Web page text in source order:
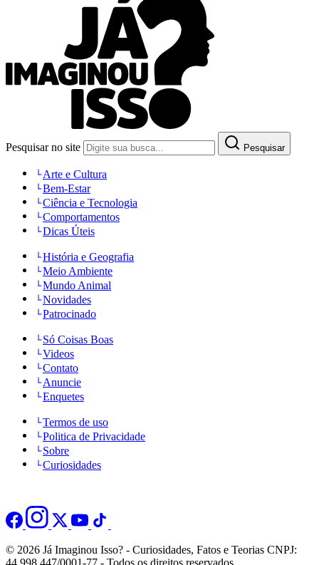
Pesquisar no site Pesquisar
Arte e Cultura
Bem-Estar
Ciência e Tecnologia
Comportamentos
Dicas Úteis
História e Geografia
Meio Ambiente
Mundo Animal
Novidades
Patrocinado
Só Coisas Boas
Videos
Contato
Anuncie
Enquetes
Termos de uso
Politica de Privacidade
Sobre
Curiosidades
© 2026 Já Imaginou Isso? - Curiosidades, Fatos e Teorias CNPJ:
44.998.447/0001-77 - Todos os direitos reservados.